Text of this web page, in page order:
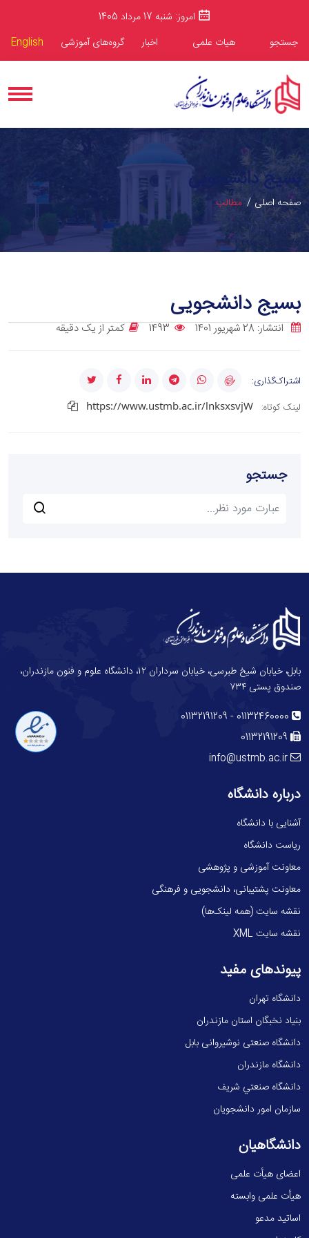
امروز: شنبه 17 مرداد 1405
جستجو
هیات علمی اخبار گروه‌های آموزشی English
بسیج دانشجویی
صفحه اصلی مطالب
بسیج دانشجویی
انتشار: 28 شهریور 1401 1493 کمتر از یک دقیقه
اشتراک‌گذاری:
لینک کوتاه:
https://www.ustmb.ac.ir/lnksxsvjW
جستجو
بابل، خیابان شیخ طبرسی، خیابان سرداران ۱۲، دانشگاه علوم و فنون مازندران،
صندوق پستی ۷۳۴
01132460000
-
01132191209
01132191209
info@ustmb.ac.ir
درباره دانشگاه
آشنایی با دانشگاه
ریاست دانشگاه
معاونت آموزشی و پژوهشی
معاونت پشتیبانی، دانشجویی و فرهنگی
نقشه سایت (همه لینک‌ها)
نقشه سایت XML
پیوندهای مفید
دانشگاه تهران
بنیاد نخبگان استان مازندران
دانشگاه صنعتی نوشیروانی بابل
دانشگاه مازندران
دانشگاه صنعتي شريف
سازمان امور دانشجویان
دانشگاهیان
اعضای هیأت علمی
هیأت علمی وابسته
اساتید مدعو